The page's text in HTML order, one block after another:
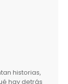
historias,
hay detrás